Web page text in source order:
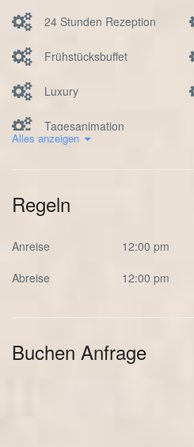
24 Stunden Rezeption
Frühstücksbuffet
Luxury
Tagesanimation
Alles anzeigen
Regeln
Anreise
12:00 pm
Abreise
12:00 pm
Buchen Anfrage